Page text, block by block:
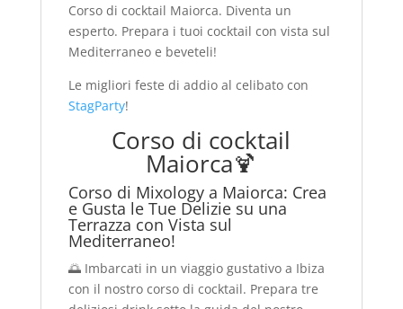
Corso di cocktail Maiorca. Diventa un
esperto. Prepara i tuoi cocktail con vista sul
Mediterraneo e beveteli!
Le migliori feste di addio al celibato con
StagParty!
Corso di cocktail
Maiorca🍹
Corso di Mixology a Maiorca: Crea
e Gusta le Tue Delizie su una
Terrazza con Vista sul
Mediterraneo!
🌅 Imbarcati in un viaggio gustativo a Ibiza
con il nostro corso di cocktail. Prepara tre